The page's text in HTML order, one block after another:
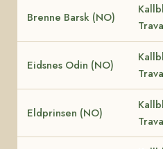
Brenne Barsk (NO)
Eidsnes Odin (NO)
Eldprinsen (NO)